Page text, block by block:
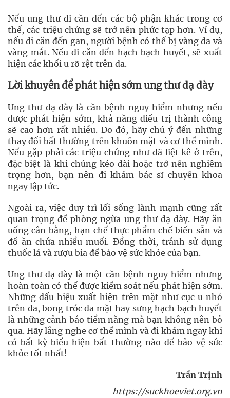
Nếu ung thư di căn đến các bộ phận khác trong cơ
thể, các triệu chứng sẽ trở nên phức tạp hơn. Ví dụ,
nếu di căn đến gan, người bệnh có thể bị vàng da và
vàng mắt. Nếu di căn đến hạch bạch huyết, sẽ xuất
hiện các khối u rõ rệt trên da.
Lời khuyên để phát hiện sớm ung thư dạ dày
Ung thư dạ dày là căn bệnh nguy hiểm nhưng nếu
được phát hiện sớm, khả năng điều trị thành công
sẽ cao hơn rất nhiều. Do đó, hãy chú ý đến những
thay đổi bất thường trên khuôn mặt và cơ thể mình.
Nếu gặp phải các triệu chứng như đã liệt kê ở trên,
đặc biệt là khi chúng kéo dài hoặc trở nên nghiêm
trọng hơn, bạn nên đi khám bác sĩ chuyên khoa
ngay lập tức.
Ngoài ra, việc duy trì lối sống lành mạnh cũng rất
quan trọng để phòng ngừa ung thư dạ dày. Hãy ăn
uống cân bằng, hạn chế thực phẩm chế biến sẵn và
đồ ăn chứa nhiều muối. Đồng thời, tránh sử dụng
thuốc lá và rượu bia để bảo vệ sức khỏe của bạn.
Ung thư dạ dày là một căn bệnh nguy hiểm nhưng
hoàn toàn có thể được kiểm soát nếu phát hiện sớm.
Những dấu hiệu xuất hiện trên mặt như cục u nhỏ
trên da, bong tróc da mặt hay sưng hạch bạch huyết
là những cảnh báo tiềm năng mà bạn không nên bỏ
qua. Hãy lắng nghe cơ thể mình và đi khám ngay khi
có bất kỳ biểu hiện bất thường nào để bảo vệ sức
khỏe tốt nhất!
Trần Trịnh
https://suckhoeviet.org.vn